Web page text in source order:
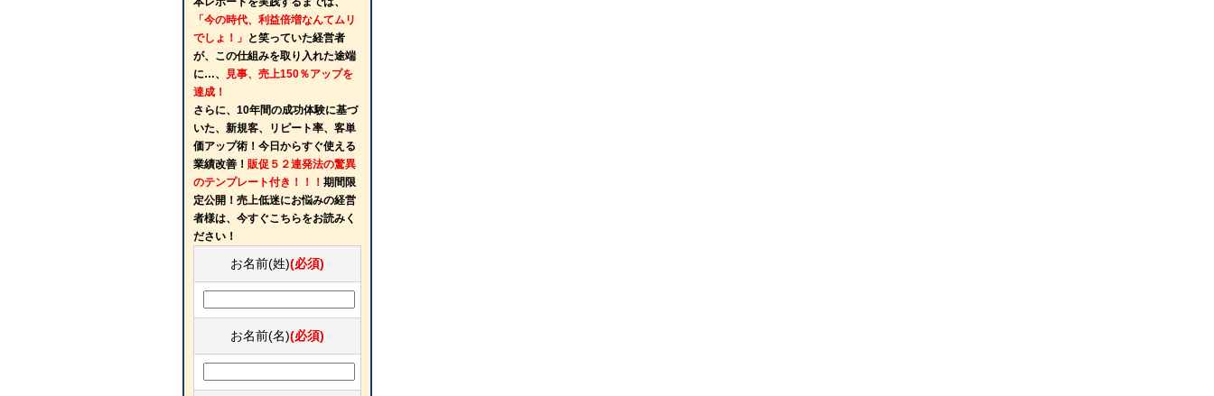
「今の時代、利益倍増なんてムリ
でしょ！」 と笑っていた経営者
が、この仕組みを取り入れた途端
に…、
見事、売上150％アップを
達成！
さらに、10年間の成功体験に基づ
いた、新規客、リピート率、客単
価アップ術！今日からすぐ使える
業績改善！ 販促５２連発法の驚異
のテンプレート付き！！！ 期間限
定公開！売上低迷にお悩みの経営
者様は、今すぐこちらをお読みく
ださい！
お名前(姓)(必須)
お名前(名)(必須)